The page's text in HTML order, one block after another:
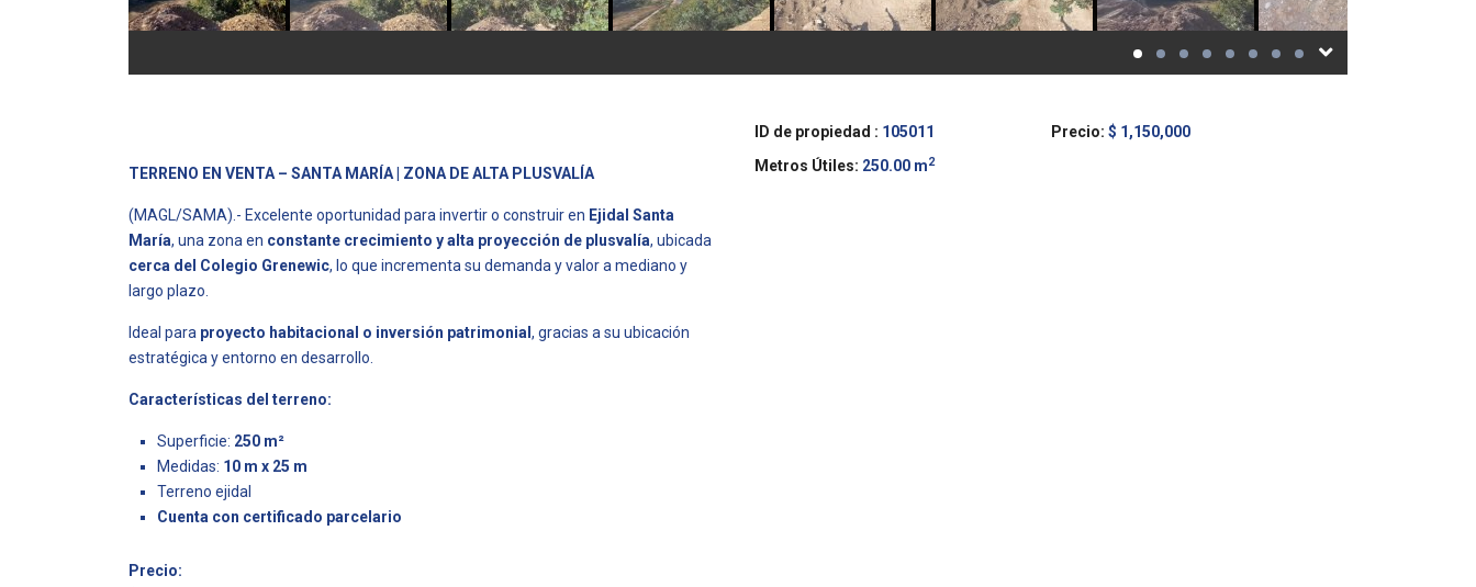
TERRENO EN VENTA – SANTA MARÍA | ZONA DE ALTA PLUSVALÍA
(MAGL/SAMA).- Excelente oportunidad para invertir o construir en Ejidal Santa
María, una zona en constante crecimiento y alta proyección de plusvalía, ubicada
cerca del Colegio Grenewic, lo que incrementa su demanda y valor a mediano y
largo plazo.
Ideal para proyecto habitacional o inversión patrimonial , gracias a su ubicación
estratégica y entorno en desarrollo.
Características del terreno:
Superficie: 250 m²
Medidas: 10 m x 25 m
Terreno ejidal
Cuenta con certificado parcelario
Precio:
ID de propiedad : 105011 Precio: $ 1,150,000
Metros Útiles: 250.00 m2